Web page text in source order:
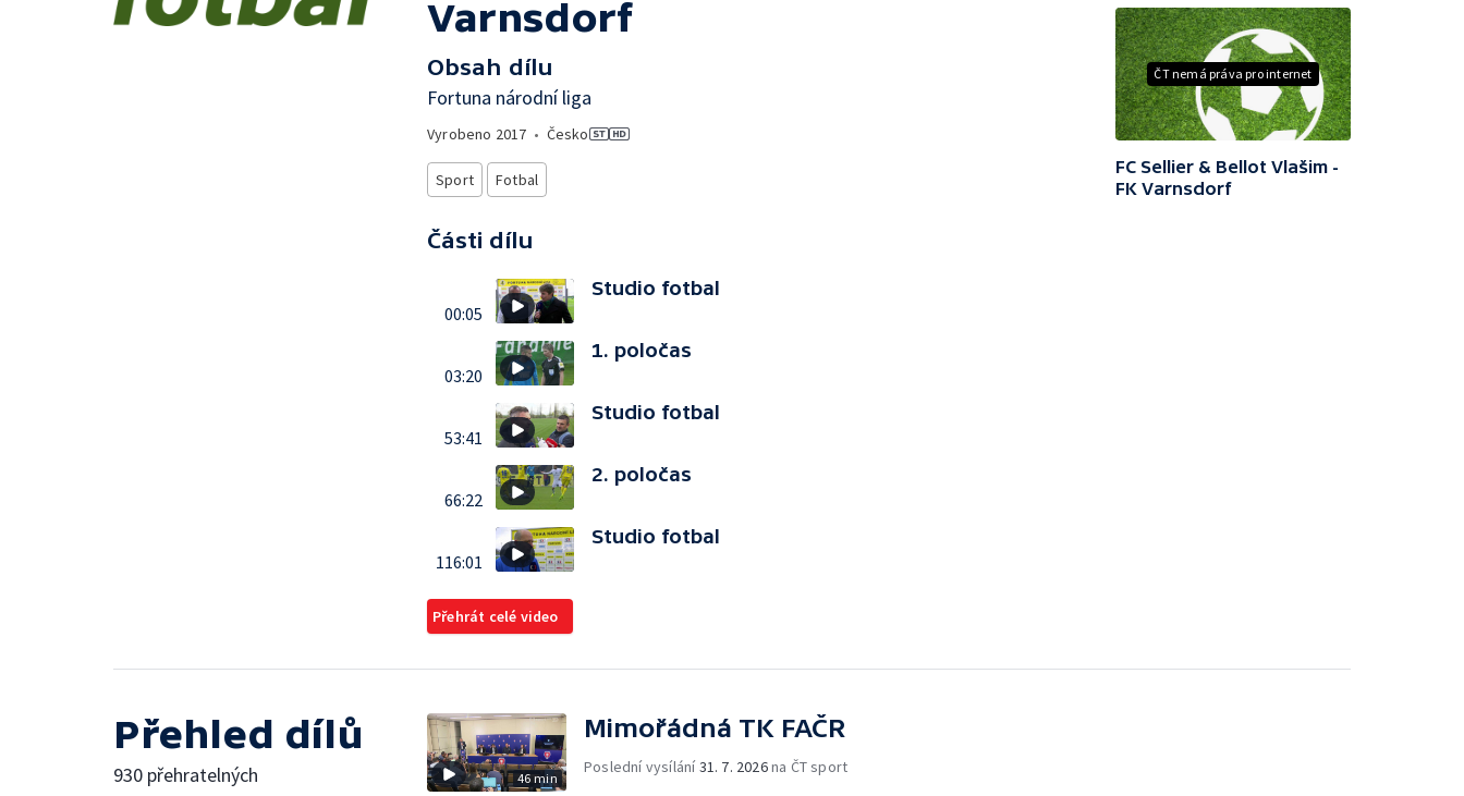
Varnsdorf
Obsah dílu
Fortuna národní liga
Vyrobeno 2017 • Česko
Sport Fotbal
Části dílu
00:05
Studio fotbal
03:20
1. poločas
53:41
Studio fotbal
66:22
2. poločas
116:01
Studio fotbal
Přehrát celé video
ČT nemá práva pro internet
FC Sellier & Bellot Vlašim -
FK Varnsdorf
Přehled dílů
930 přehratelných 46 min
Mimořádná TK FAČR
Poslední vysílání31. 7. 2026na ČT sport